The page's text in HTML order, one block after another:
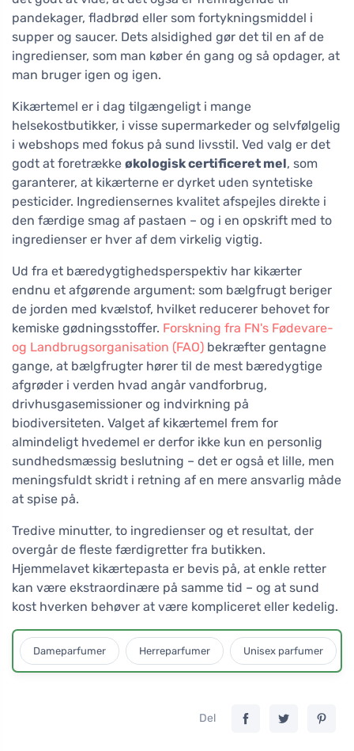
pandekager, fladbrød eller som fortykningsmiddel i
supper og saucer. Dets alsidighed gør det til en af de
ingredienser, som man køber én gang og så opdager, at
man bruger igen og igen.
Kikærtemel er i dag tilgængeligt i mange
helsekostbutikker, i visse supermarkeder og selvfølgelig
i webshops med fokus på sund livsstil. Ved valg er det
godt at foretrække økologisk certificeret mel, som
garanterer, at kikærterne er dyrket uden syntetiske
pesticider. Ingrediensernes kvalitet afspejles direkte i
den færdige smag af pastaen – og i en opskrift med to
ingredienser er hver af dem virkelig vigtig.
Ud fra et bæredygtighedsperspektiv har kikærter
endnu et afgørende argument: som bælgfrugt beriger
de jorden med kvælstof, hvilket reducerer behovet for
kemiske gødningsstoffer. Forskning fra FN's Fødevare-
og Landbrugsorganisation (FAO) bekræfter gentagne
gange, at bælgfrugter hører til de mest bæredygtige
afgrøder i verden hvad angår vandforbrug,
drivhusgasemissioner og indvirkning på
biodiversiteten. Valget af kikærtemel frem for
almindeligt hvedemel er derfor ikke kun en personlig
sundhedsmæssig beslutning – det er også et lille, men
meningsfuldt skridt i retning af en mere ansvarlig måde
at spise på.
Tredive minutter, to ingredienser og et resultat, der
overgår de fleste færdigretter fra butikken.
Hjemmelavet kikærtepasta er bevis på, at enkle retter
kan være ekstraordinære på samme tid – og at sund
kost hverken behøver at være kompliceret eller kedelig.
Dameparfumer Herreparfumer Unisex parfumer
Del